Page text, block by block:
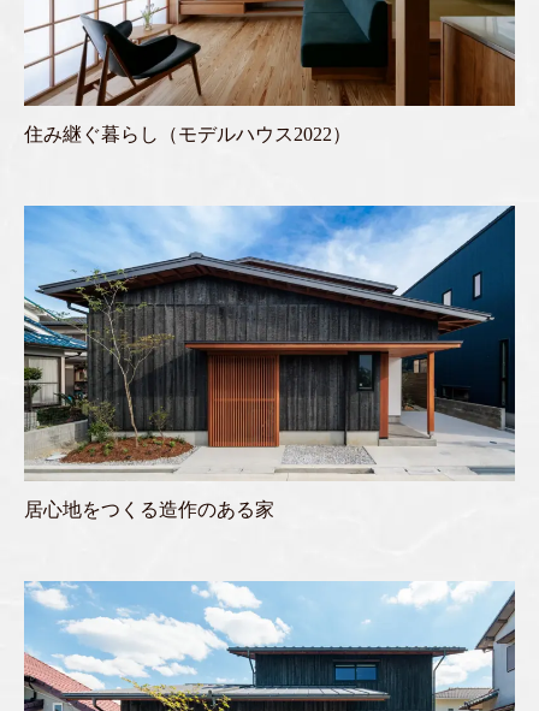
住み継ぐ暮らし（モデルハウス2022）
居心地をつくる造作のある家